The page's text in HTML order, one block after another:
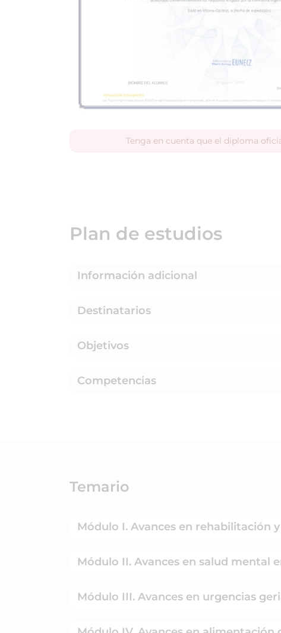
Tenga en cuenta que el diploma
Plan de estudios
Información adicional
Destinatarios
Objetivos
Competencias
Temario
Módulo I. Avances en rehabilitación
Módulo II. Avances en salud mental
Módulo III. Avances en urgencias